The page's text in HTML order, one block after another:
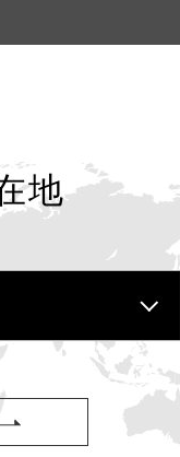
地